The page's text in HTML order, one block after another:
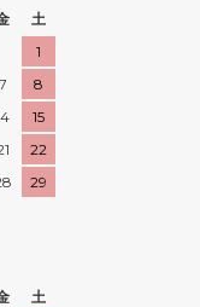
土
1
7
8
15
22
29
土